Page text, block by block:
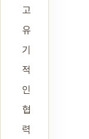
고
유
기
적
인
협
력